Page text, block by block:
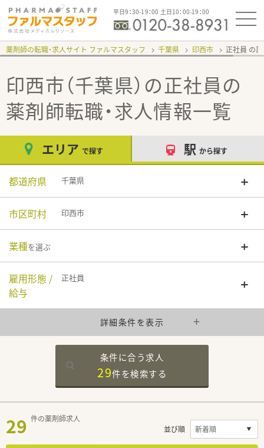
平日9：30-19：00 土日10：00-19：00
薬剤師の転職・求人サイト ファルマスタッフ 千葉県 印西市 正社員
印西市（千葉県）の正社員の
薬剤師転職・求人情報一覧
エリア で探す 駅 から探す
都道府県 千葉県
市区町村 印西市
業種を選ぶ
雇用形態 /
給与
正社員
詳細条件を表示
条件に合う求人
29件を検索する
29 件の薬剤師求人
並び順